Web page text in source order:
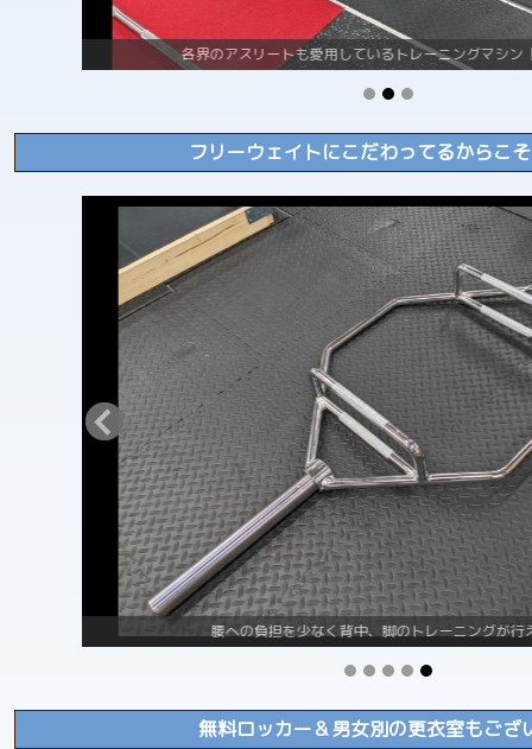
各界のアスリートも愛用しているトレーニングマシン【エ
フリーウェイトにこだわってるからこ
腰への負担を少なく背中、脚のトレーニングが行える
無料ロッカー＆男女別の更衣室もござ